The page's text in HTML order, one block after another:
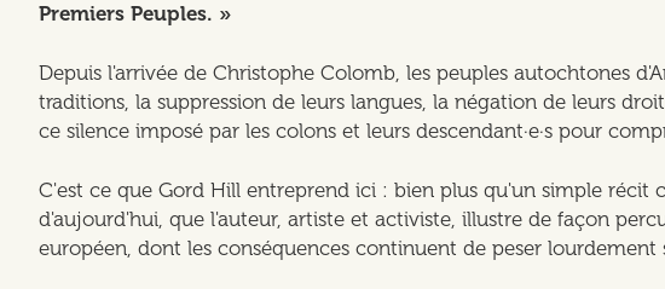
Premiers Peuples. »
Depuis l'arrivée de Christophe Colomb, les peuples autochtones
traditions, la suppression de leurs langues, la négation de leurs
ce silence imposé par les colons et leurs descendant·e·s pour
C'est ce que Gord Hill entreprend ici : bien plus qu'un simple récit
d'aujourd'hui, que l'auteur, artiste et activiste, illustre de façon
européen, dont les conséquences continuent de peser